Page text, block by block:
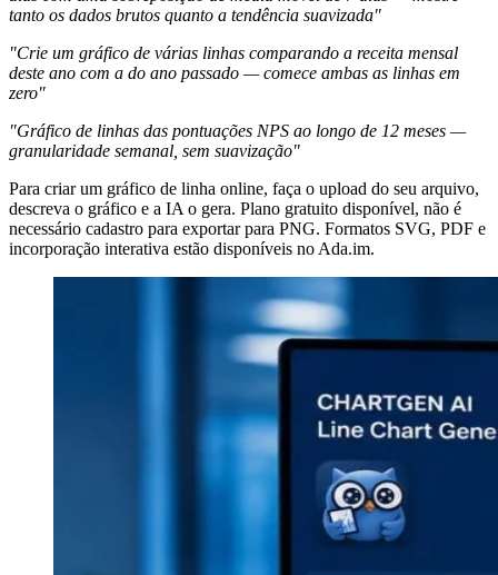
tanto os dados brutos quanto a tendência suavizada"
"Crie um gráfico de várias linhas comparando a receita mensal
deste ano com a do ano passado — comece ambas as linhas em
zero"
"Gráfico de linhas das pontuações NPS ao longo de 12 meses —
granularidade semanal, sem suavização"
Para criar um gráfico de linha online, faça o upload do seu arquivo,
descreva o gráfico e a IA o gera. Plano gratuito disponível, não é
necessário cadastro para exportar para PNG. Formatos SVG, PDF e
incorporação interativa estão disponíveis no Ada.im.